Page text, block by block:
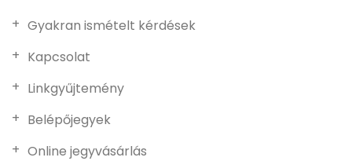
Gyakran ismételt kérdések
Kapcsolat
Linkgyűjtemény
Belépőjegyek
Online jegyvásárlás